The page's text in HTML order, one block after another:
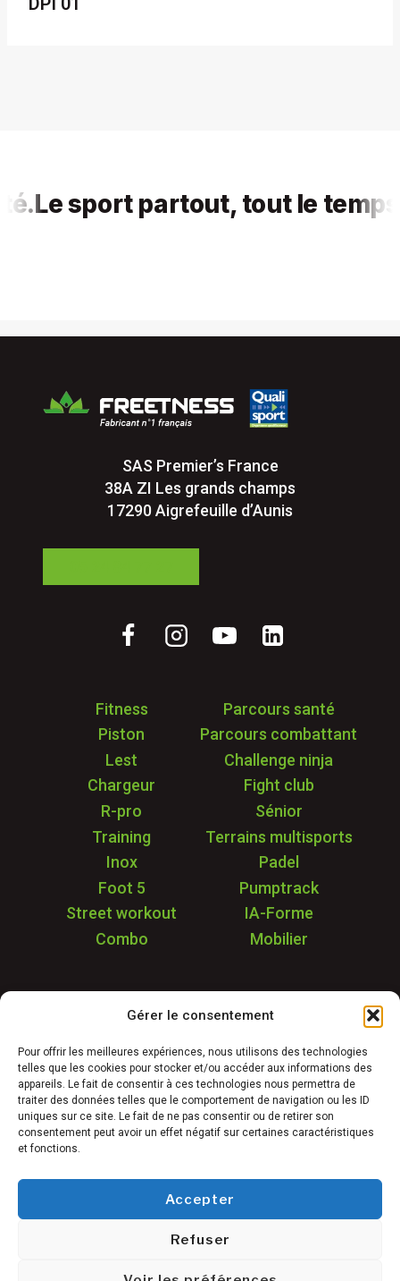
Gérer le consentement
Pour offrir les meilleures expériences, nous utilisons des technologies
telles que les cookies pour stocker et/ou accéder aux informations des
appareils. Le fait de consentir à ces technologies nous permettra de
traiter des données telles que le comportement de navigation ou les ID
uniques sur ce site. Le fait de ne pas consentir ou de retirer son
consentement peut avoir un effet négatif sur certaines caractéristiques
et fonctions.
Accepter
Refuser
sport partout, tout le temps,
SAS Premier’s France
38A ZI Les grands champs
17290 Aigrefeuille d’Aunis
Fitness
Parcours santé
Piston
Parcours combattant
Lest
Challenge ninja
Chargeur
Fight club
R-pro
Sénior
Training
Terrains multisports
Inox
Padel
Foot 5
Pumptrack
Street workout
IA-Forme
Combo
Mobilier
Garantie & SAV
Déstockage
Réalisations
FAQ
Blog
Contact
Conditions générales de vente